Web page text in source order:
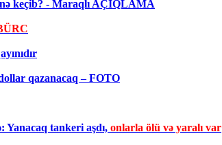
keçib? - Maraqlı AÇIQLAMA
qazanacaq – FOTO
Yanacaq tankeri aşdı, onlarla ölü və yaralı var